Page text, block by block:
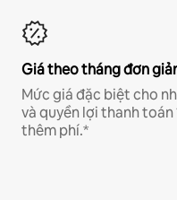
Giá theo tháng đơn
Mức giá đặc biệt cho
và quyền lợi thanh
thêm phí.*